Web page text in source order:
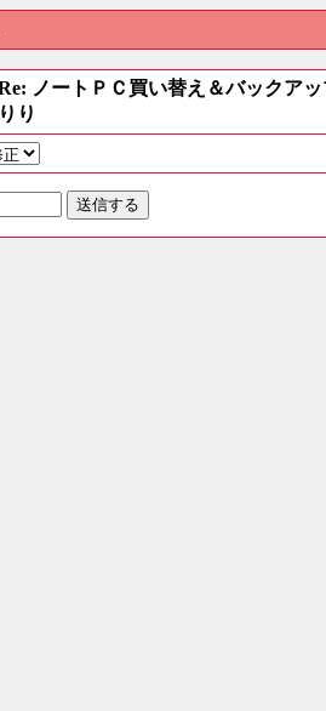
ノートＰＣ買い替え＆バックア
りり